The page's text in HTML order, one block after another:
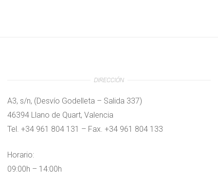
DIRECCIÓN
A3, s/n, (Desvío Godelleta – Salida 337)
46394 Llano de Quart, Valencia
Tel. +34 961 804 131 – Fax. +34 961 804 133
Horario:
09:00h – 14:00h